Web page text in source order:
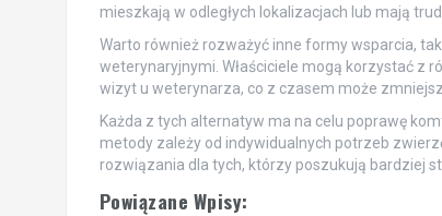
mieszkają w odległych lokalizacjach lub mają
Warto również rozważyć inne formy wsparcia,
weterynaryjnymi. Właściciele mogą korzystać z
wizyt u weterynarza, co z czasem może
Każda z tych alternatyw ma na celu poprawę
metody zależy od indywidualnych potrzeb
rozwiązania dla tych, którzy poszukują bardziej
Powiązane Wpisy: